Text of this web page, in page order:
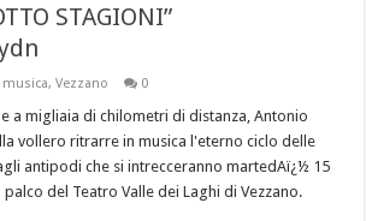
STAGIONI”
musica,Vezzano 0
a migliaia di chilometri di distanza, Antonio
vollero ritrarre in musica l'eterno ciclo delle
antipodi che si intrecceranno martedAï¿½ 15
del Teatro Valle dei Laghi di Vezzano.